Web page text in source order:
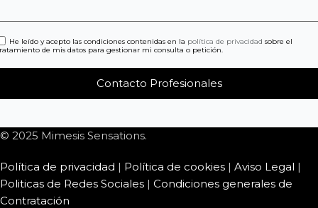
He leído y acepto las condiciones contenidas en la política de privacidad sobre el
de mis datos para gestionar mi consulta o petición.
© 2025 Mimesis Sensations.
Política de privacidad | Política de cookies | Aviso Legal |
Politicas de Redes Sociales | Condiciones generales de
Contratación